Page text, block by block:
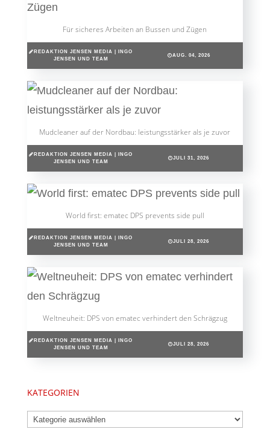
Für sicheres Arbeiten an Bussen und Zügen
REDAKTION JENSEN MEDIA | INGO
JENSEN UND TEAM
AUG. 04, 2026
Mudcleaner auf der Nordbau: leistungsstärker als je zuvor
REDAKTION JENSEN MEDIA | INGO
JENSEN UND TEAM
JULI 31, 2026
World first: ematec DPS prevents side pull
REDAKTION JENSEN MEDIA | INGO
JENSEN UND TEAM
JULI 28, 2026
Weltneuheit: DPS von ematec verhindert den Schrägzug
REDAKTION JENSEN MEDIA | INGO
JENSEN UND TEAM
JULI 28, 2026
KATEGORIEN
Kategorien